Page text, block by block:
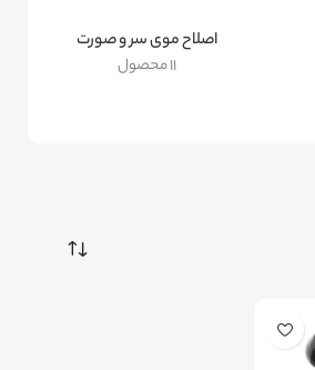
اصلاح موی سر و صورت
11 محصول